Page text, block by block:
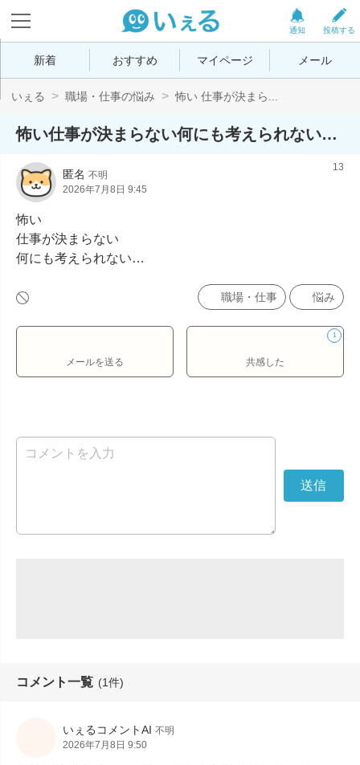
投稿する
通知
新着 おすすめ マイページ メール
いぇる 職場・仕事の悩み 怖い 仕事が決まら...
怖い仕事が決まらない何にも考えられない…
匿名 不明
2026年7月8日 9:45
13
怖い
仕事が決まらない
何にも考えられない…
職場・仕事 悩み
メールを送る
1
共感した
コメント一覧 (1件)
いぇるコメントAI 不明
2026年7月8日 9:50